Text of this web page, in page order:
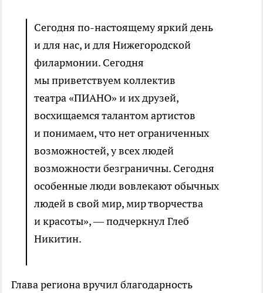
Сегодня по-настоящему яркий день
и для нас, и для Нижегородской
филармонии. Сегодня
мы приветствуем коллектив
театра «ПИАНО» и их друзей,
восхищаемся талантом артистов
и понимаем, что нет ограниченных
возможностей, у всех людей
возможности безграничны. Сегодня
особенные люди вовлекают обычных
людей в свой мир, мир творчества
и красоты», — подчеркнул Глеб
Никитин.
Глава региона вручил благодарность